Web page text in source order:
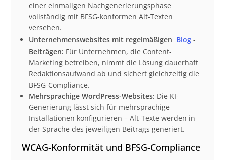
einer einmaligen Nachgenerierungsphase
vollständig mit BFSG-konformen Alt-Texten
versehen.
Unternehmenswebsites mit regelmäßigen Blog -
Beiträgen: Für Unternehmen, die Content-
Marketing betreiben, nimmt die Lösung dauerhaft
Redaktionsaufwand ab und sichert gleichzeitig die
BFSG-Compliance.
Mehrsprachige WordPress-Websites: Die KI-
Generierung lässt sich für mehrsprachige
Installationen konfigurieren – Alt-Texte werden in
der Sprache des jeweiligen Beitrags generiert.
WCAG-Konformität und BFSG-Compliance